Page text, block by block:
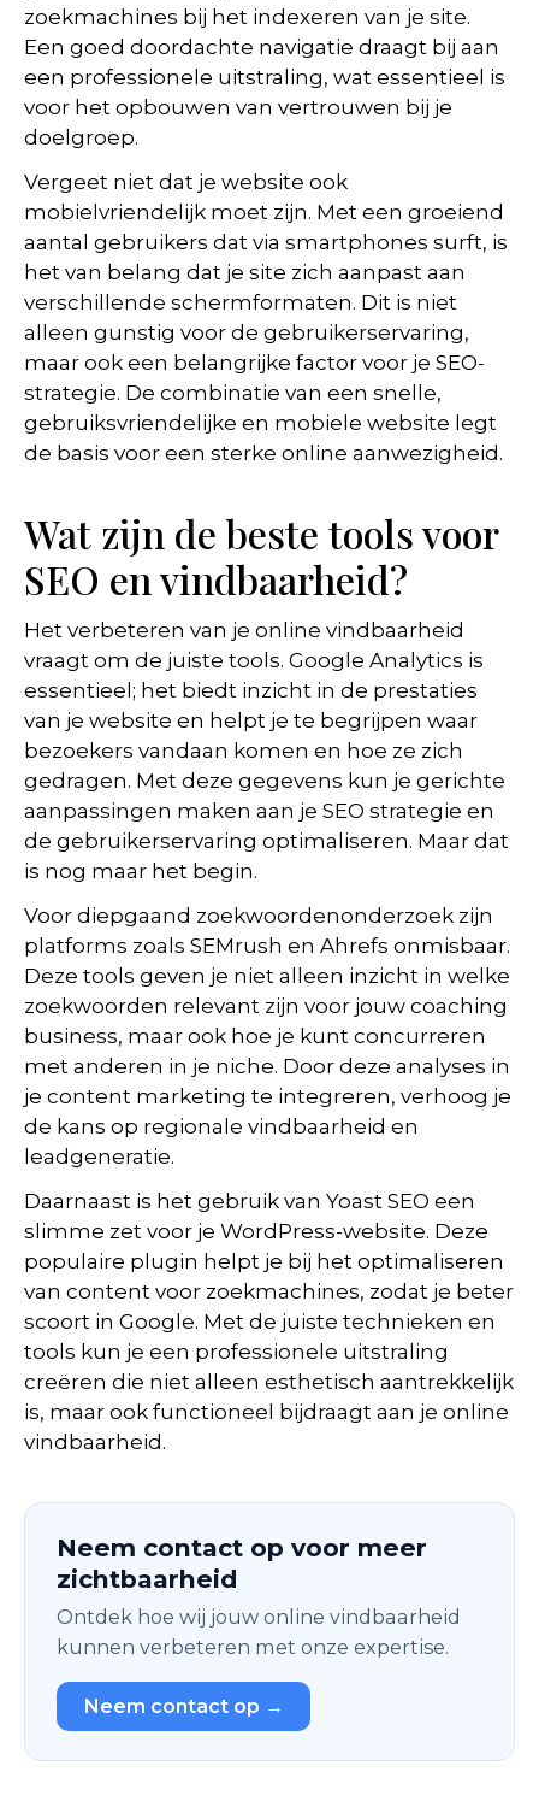
zoekmachines bij het indexeren van je site.
Een goed doordachte navigatie draagt bij aan
een professionele uitstraling, wat essentieel is
voor het opbouwen van vertrouwen bij je
doelgroep.
Vergeet niet dat je website ook
mobielvriendelijk moet zijn. Met een groeiend
aantal gebruikers dat via smartphones surft, is
het van belang dat je site zich aanpast aan
verschillende schermformaten. Dit is niet
alleen gunstig voor de gebruikerservaring,
maar ook een belangrijke factor voor je SEO-
strategie. De combinatie van een snelle,
gebruiksvriendelijke en mobiele website legt
de basis voor een sterke online aanwezigheid.
Wat zijn de beste tools voor
SEO en vindbaarheid?
Het verbeteren van je online vindbaarheid
vraagt om de juiste tools. Google Analytics is
essentieel; het biedt inzicht in de prestaties
van je website en helpt je te begrijpen waar
bezoekers vandaan komen en hoe ze zich
gedragen. Met deze gegevens kun je gerichte
aanpassingen maken aan je SEO strategie en
de gebruikerservaring optimaliseren. Maar dat
is nog maar het begin.
Voor diepgaand zoekwoordenonderzoek zijn
platforms zoals SEMrush en Ahrefs onmisbaar.
Deze tools geven je niet alleen inzicht in welke
zoekwoorden relevant zijn voor jouw coaching
business, maar ook hoe je kunt concurreren
met anderen in je niche. Door deze analyses in
je content marketing te integreren, verhoog je
de kans op regionale vindbaarheid en
leadgeneratie.
Daarnaast is het gebruik van Yoast SEO een
slimme zet voor je WordPress-website. Deze
populaire plugin helpt je bij het optimaliseren
van content voor zoekmachines, zodat je beter
scoort in Google. Met de juiste technieken en
tools kun je een professionele uitstraling
creëren die niet alleen esthetisch aantrekkelijk
is, maar ook functioneel bijdraagt aan je online
vindbaarheid.
Neem contact op voor meer
zichtbaarheid
Ontdek hoe wij jouw online vindbaarheid
kunnen verbeteren met onze expertise.
Neem contact op →